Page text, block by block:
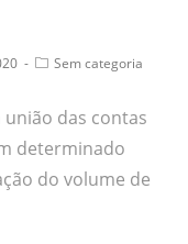
Sem categoria
das contas
determinado
do volume de